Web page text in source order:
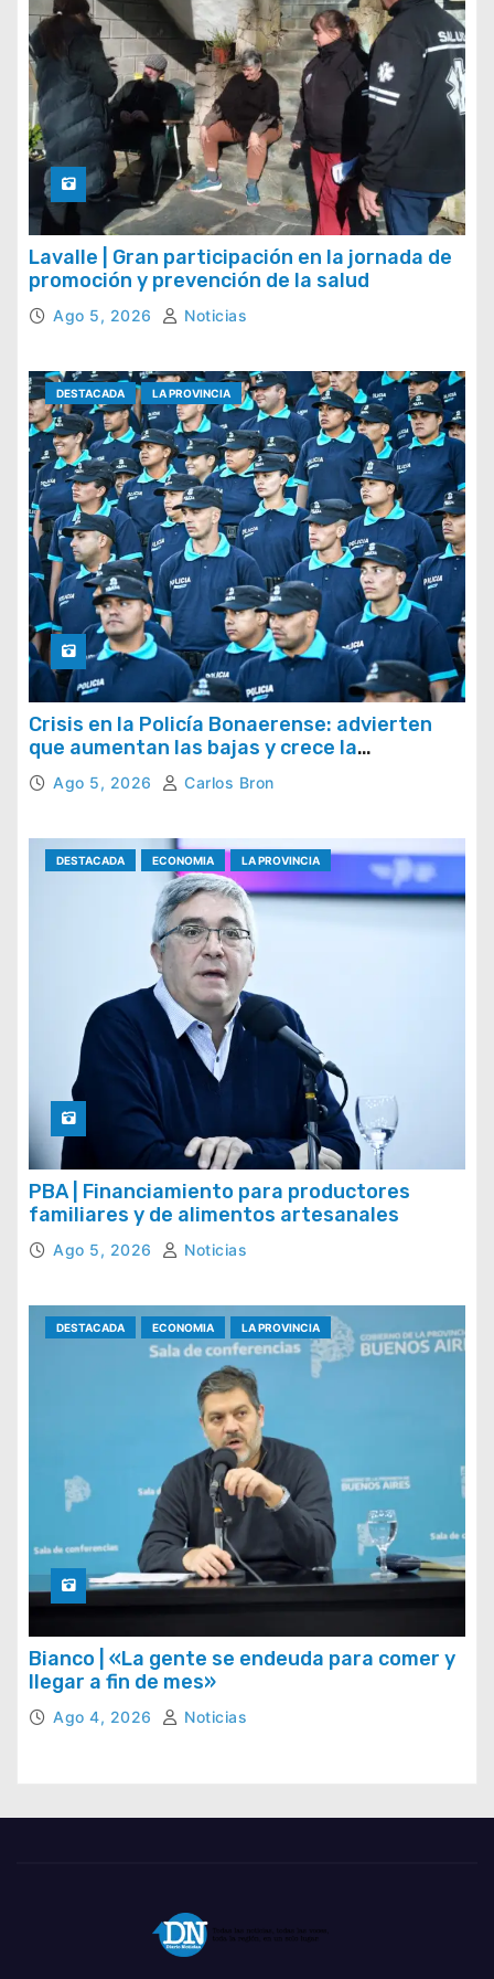
Lavalle | Gran participación en la jornada de
promoción y prevención de la salud
Ago 5, 2026 Noticias
DESTACADA LA PROVINCIA
Crisis en la Policía Bonaerense: advierten
que aumentan las bajas y crece la
preocupación por la pérdida de efectivos
Ago 5, 2026 Carlos Bron
DESTACADA ECONOMIA LA PROVINCIA
PBA | Financiamiento para productores
familiares y de alimentos artesanales
Ago 5, 2026 Noticias
DESTACADA ECONOMIA LA PROVINCIA
Bianco | «La gente se endeuda para comer y
llegar a fin de mes»
Ago 4, 2026 Noticias